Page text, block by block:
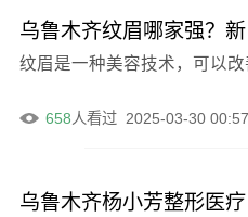
乌鲁
纹眉是一种美容技术，可以
2025-03-30
658人看过
乌鲁木